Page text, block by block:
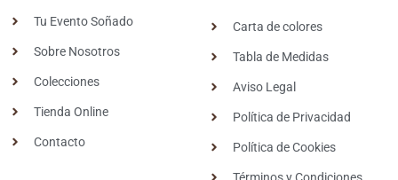
Tu Evento Soñado
Sobre Nosotros
Colecciones
Tienda Online
Contacto
Carta de colores
Tabla de Medidas
Aviso Legal
Política de Privacidad
Política de Cookies